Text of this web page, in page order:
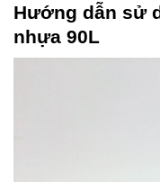
Hướng dẫn sử
nhựa 90L